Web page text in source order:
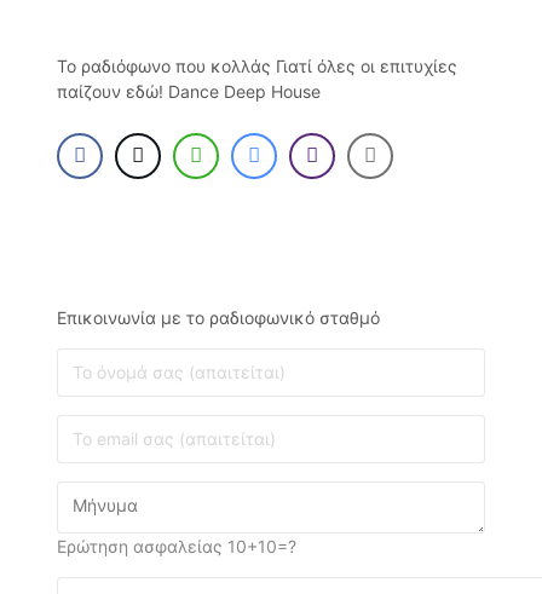
Το ραδιόφωνο που κολλάς Γιατί όλες οι επιτυχίες
παίζουν εδώ! Dance Deep House
Επικοινωνία με το ραδιοφωνικό σταθμό
Ερώτηση ασφαλείας 10+10=?